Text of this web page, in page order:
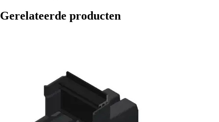
Gerelateerde producten